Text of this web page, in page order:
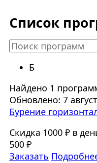
Список
Б
Найдено 1
Обновлено: 7
Бурение
Скидка 1000 ₽ в
500 ₽
Заказать